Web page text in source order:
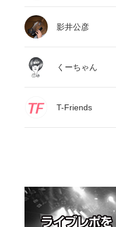
影井公彦
くーちゃん
T-Friends